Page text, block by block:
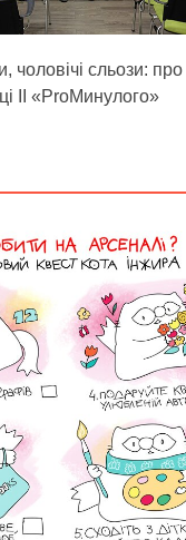
чоловічі сльози:
ІІ «ProМинулого»